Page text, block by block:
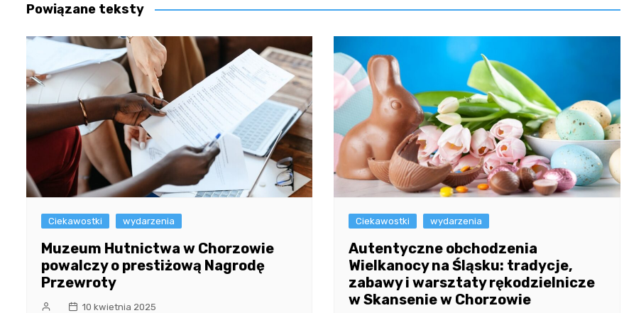
Powiązane teksty
Ciekawostki wydarzenia
Muzeum Hutnictwa w Chorzowie
powalczy o prestiżową Nagrodę
Przewroty
10 kwietnia 2025
Ciekawostki wydarzenia
Autentyczne obchodzenia
Wielkanocy na Śląsku: tradycje,
zabawy i warsztaty rękodzielnicze
w Skansenie w Chorzowie